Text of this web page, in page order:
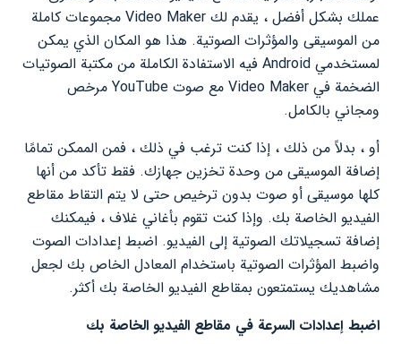
عملك بشكل أفضل ، يقدم لك Video Maker مجموعات كاملة
من الموسيقى والمؤثرات الصوتية. هذا هو المكان الذي يمكن
لمستخدمي Android فيه الاستفادة الكاملة من مكتبة الصوتيات
الضخمة في Video Maker مع صوت YouTube مرخص
ومجاني بالكامل.
أو ، بدلاً من ذلك ، إذا كنت ترغب في ذلك ، فمن الممكن تمامًا
إضافة الموسيقى من وحدة تخزين جهازك. فقط تأكد من أنها
كلها موسيقى أو صوت بدون ترخيص حتى لا يتم التقاط مقاطع
الفيديو الخاصة بك. وإذا كنت تقوم بأغاني غلاف ، فيمكنك
إضافة تسجيلاتك الصوتية إلى الفيديو. اضبط إعدادات الصوت
واضبط المؤثرات الصوتية باستخدام المعادل الخاص بك لجعل
مشاهديك يستمتعون بمقاطع الفيديو الخاصة بك أكثر.
اضبط إعدادات السرعة في مقاطع الفيديو الخاصة بك